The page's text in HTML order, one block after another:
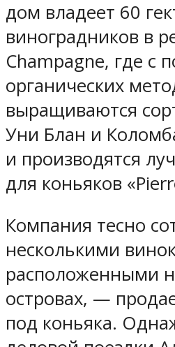
дом владеет 60
виноградников в
Champagne, где с
органических
выращиваются
Уни Блан и
и производятся
для коньяков
Компания тесно
несколькими
расположенными
островах, —
под коньяка.